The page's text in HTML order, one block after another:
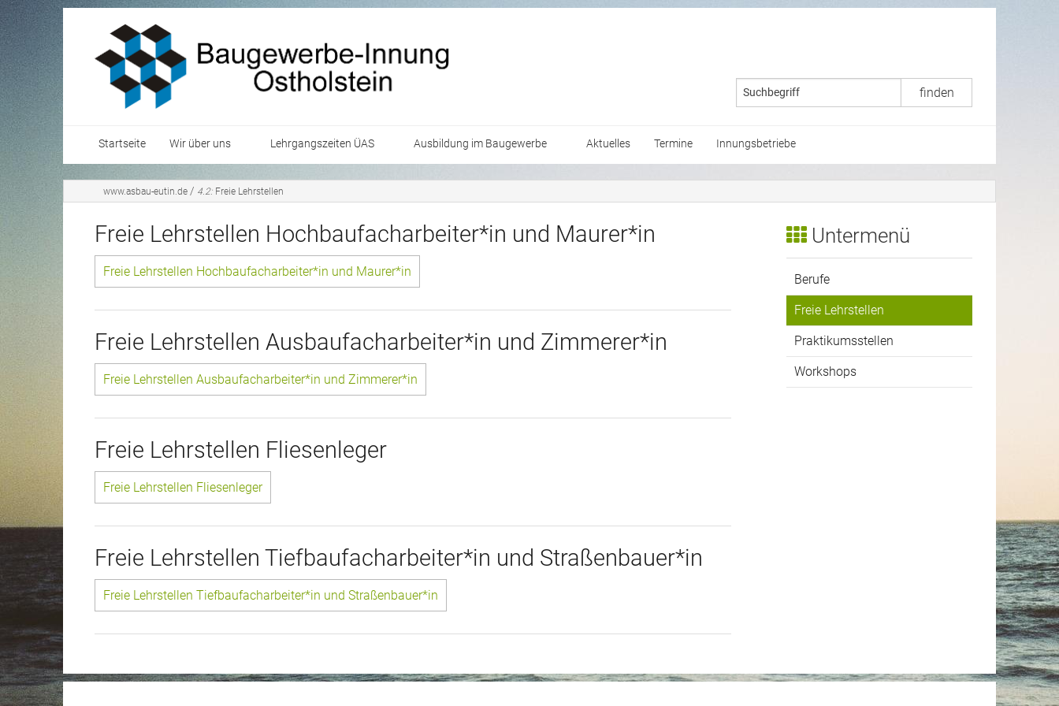
Startseite Wir über uns
Mitarbeiter
Lehrgangszeiten ÜAS
Unterstufe Maurer
Fliesenleger
Zimmerer
Oberstufe Maurer
Ausbildung im Baugewerbe
Berufe
Praktikumsstellen
Aktuelles Termine Innungsbetriebe
www.asbau-eutin.de / 4.2: Freie Lehrstellen
Freie Lehrstellen Hochbaufacharbeiter*in und Maurer*in
Freie Lehrstellen Hochbaufacharbeiter*in und Maurer*in
Freie Lehrstellen Ausbaufacharbeiter*in und Zimmerer*in
Freie Lehrstellen Ausbaufacharbeiter*in und Zimmerer*in
Freie Lehrstellen Fliesenleger
Freie Lehrstellen Fliesenleger
Freie Lehrstellen Tiefbaufacharbeiter*in und Straßenbauer*in
Freie Lehrstellen Tiefbaufacharbeiter*in und Straßenbauer*in
Untermenü
Berufe
Freie Lehrstellen
Praktikumsstellen
Workshops